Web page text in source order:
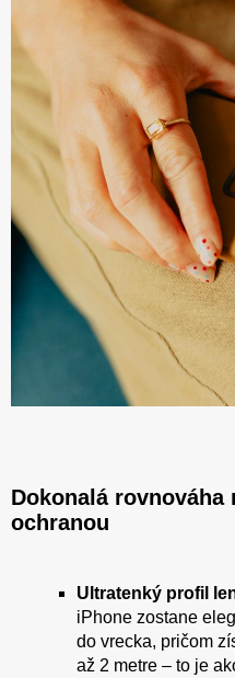
Dokonalá rovnováha
ochranou
Ultratenký profil
iPhone zostane
do vrecka, pričom
až 2 metre – to je